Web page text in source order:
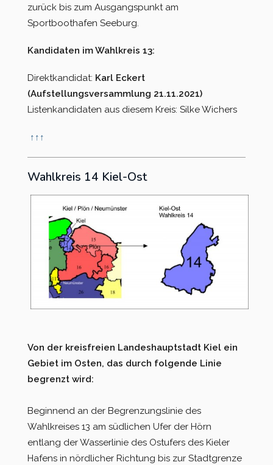
zurück bis zum Ausgangspunkt am
Sportboothafen Seeburg.
Kandidaten im Wahlkreis 13:
Direktkandidat: Karl Eckert
(Aufstellungsversammlung 21.11.2021)
Listenkandidaten aus diesem Kreis: Silke Wichers
↑ ↑ ↑
Wahlkreis 14 Kiel-Ost
Von der kreisfreien Landeshauptstadt Kiel ein
Gebiet im Osten, das durch folgende Linie
begrenzt wird:
Beginnend an der Begrenzungslinie des
Wahlkreises 13 am südlichen Ufer der Hörn
entlang der Wasserlinie des Ostufers des Kieler
Hafens in nördlicher Richtung bis zur Stadtgrenze